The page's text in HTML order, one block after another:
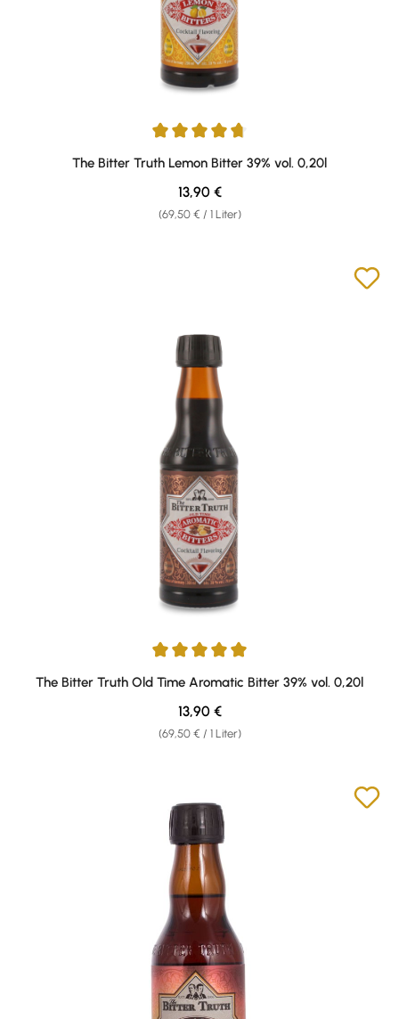
Durchschnittliche Bewertung von 4.75 von 5 Sternen
The Bitter Truth Lemon Bitter 39% vol. 0,20l
(69,50 € / 1 Liter)
Regulärer Preis:
13,90 €
Durchschnittliche Bewertung von 5 von 5 Sternen
The Bitter Truth Old Time Aromatic Bitter 39% vol. 0,20l
(69,50 € / 1 Liter)
Regulärer Preis:
13,90 €